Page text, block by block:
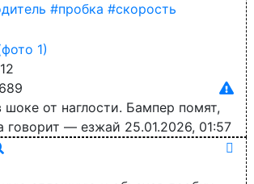
#пробка #скорость
689
шоке от наглости. Бампер помят,
говорит — езжай 25.01.2026, 01:57